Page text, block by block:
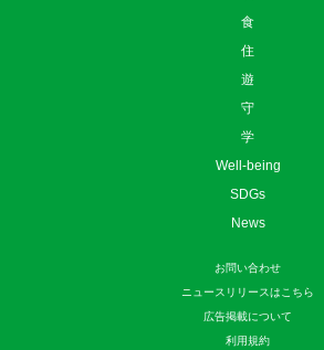
食
住
遊
守
学
Well-being
SDGs
News
お問い合わせ
ニュースリリースはこちら
広告掲載について
利用規約